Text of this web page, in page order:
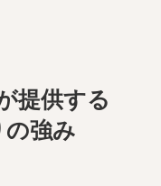
提供する
強み